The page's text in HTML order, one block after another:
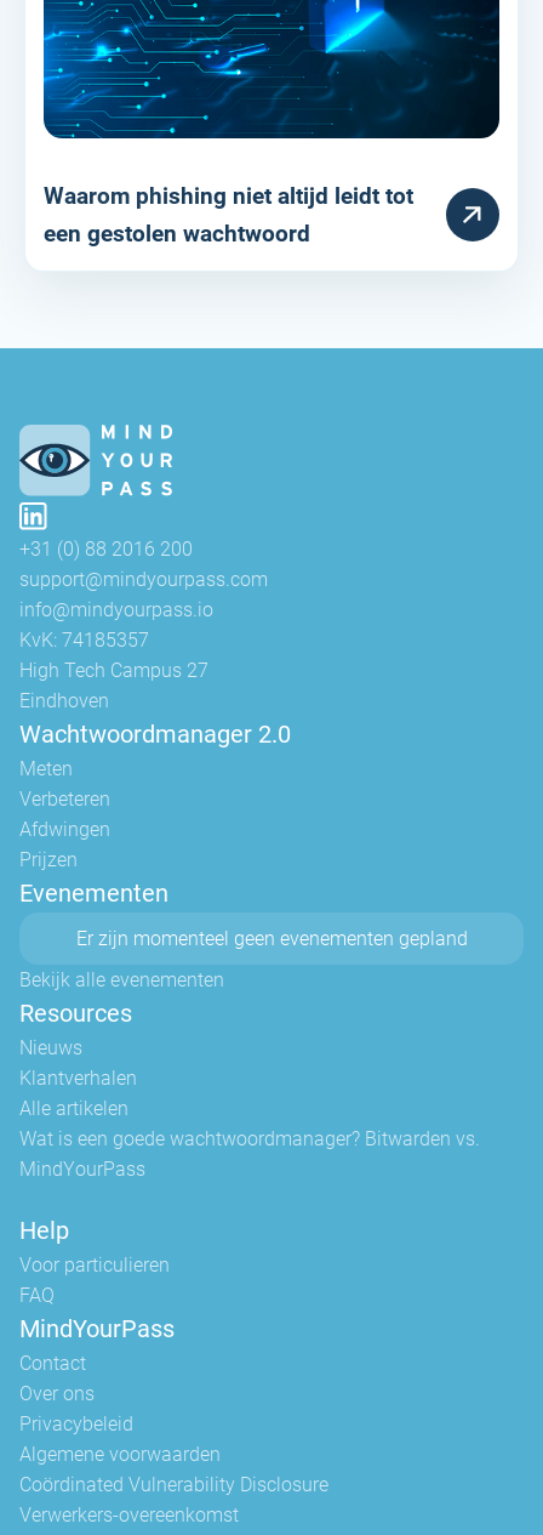
RESOURCE
Waarom phishing niet altijd leidt tot
een gestolen wachtwoord
+31 (0) 88 2016 200
support@mindyourpass.com
info@mindyourpass.io
KvK: 74185357
High Tech Campus 27
Eindhoven
Wachtwoordmanager 2.0
Meten
Verbeteren
Afdwingen
Prijzen
Evenementen
Er zijn momenteel geen evenementen gepland
Bekijk alle evenementen
Resources
Nieuws
Klantverhalen
Alle artikelen
Wat is een goede wachtwoordmanager? Bitwarden vs.
MindYourPass
Help
Voor particulieren
FAQ
MindYourPass
Contact
Over ons
Privacybeleid
Algemene voorwaarden
Coördinated Vulnerability Disclosure
Verwerkers-overeenkomst